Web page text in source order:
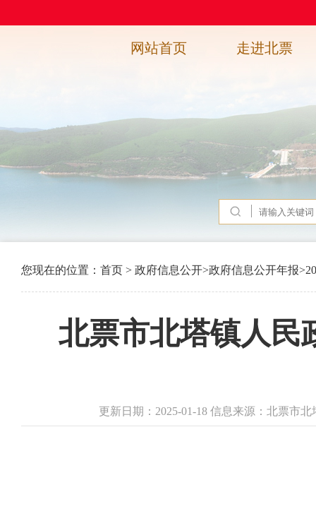
网站首页 走进北票
您现在的位置： 首页 > 政府信息公开>政府信息公开年报>
北票市北塔镇人民
更新日期：2025-01-18 信息来源：北票市